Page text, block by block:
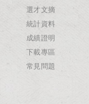
選才文摘
統計資料
成績證明
下載專區
常見問題